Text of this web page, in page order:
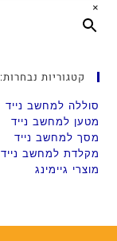
×
קטגוריות נבחרות:
סוללה למחשב נייד
מטען למחשב נייד
מסך למחשב נייד
מקלדת למחשב נייד
מוצרי גיימינג